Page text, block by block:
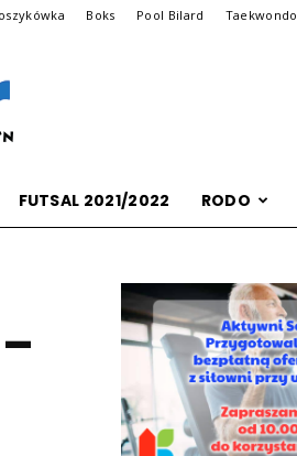
Boks Pool Bilard Taekwondo
FUTSAL 2021/2022 RODO